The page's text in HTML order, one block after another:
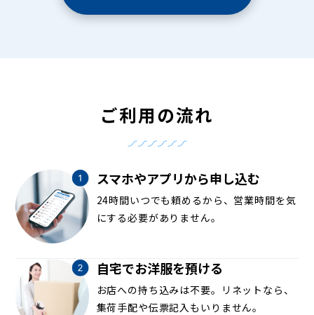
ご利用の流れ
スマホやアプリから申し込む
24時間いつでも頼めるから、営業時間を気
にする必要がありません。
自宅でお洋服を預ける
お店への持ち込みは不要。リネットなら、
集荷手配や伝票記入もいりません。